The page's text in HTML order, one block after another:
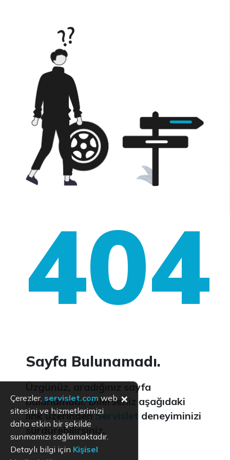
404
Sayfa Bulunamadı.
Üzgünüz, aradığınız sayfa
bulunamadı. Dilerseniz aşağıdaki
link üzerindenServislet deneyiminizi
sürdürebilirsiniz.
Çerezler, servislet.com web
sitesini ve hizmetlerimizi
daha etkin bir şekilde
sunmamızı sağlamaktadır.
Detaylı bilgi için Kişisel
×